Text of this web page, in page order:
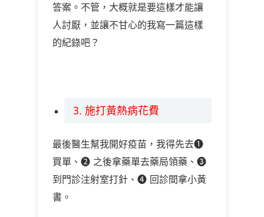
答案。不管，大概就是要這樣才能讓
人討厭，並讓不甘心的我寫一篇這樣
的紀錄吧？
3. 施打黃熱病花費
最後醫生幫我開好疫苗，我得先去❶
買單、❷ 之後拿藥單去藥局領藥、❸
到門診注射室打針、❹ 回診間拿小黃
書。